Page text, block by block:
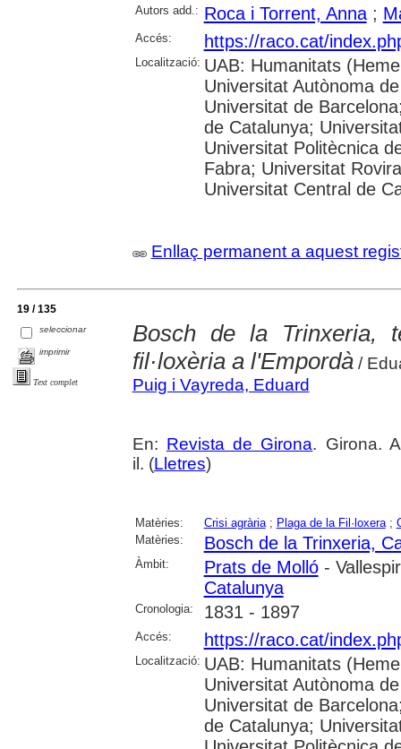
Autors add.: Roca i Torrent, Anna;
Accés: https://raco.cat/
Localització: UAB: Humanitats
Universitat Autònoma
Universitat de
de Catalunya;
Universitat Politècnica
Fabra; Universitat
Universitat Central de
Enllaç permanent a aquest
19 / 135
seleccionar
imprimir
Text complet
Bosch de la Trinxeria,
fil·loxèria a l'Empordà/
Puig i Vayreda, Eduard
En: Revista de Girona. Girona.
il. (Lletres)
Matèries: Crisi agrària; Plaga de la Fil·loxera;
Matèries:
Bosch de la Trinxeria,
Àmbit: Prats de Molló-
Catalunya
Cronologia: 1831 - 1897
Accés: https://raco.cat/
Localització: UAB: Humanitats
Universitat Autònoma
Universitat de
de Catalunya;